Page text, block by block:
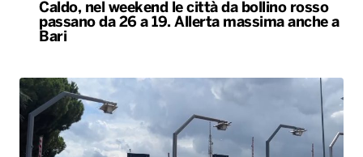
Caldo, nel weekend le città da bollino rosso
passano da 26 a 19. Allerta massima anche a
Bari